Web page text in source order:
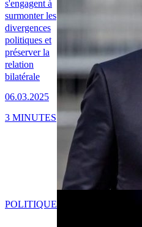
s'engagent à
surmonter les
divergences
politiques et
préserver la
relation
bilatérale
06.03.2025
3 MINUTES
POLITIQUE